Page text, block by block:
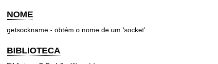
NOME
getsockname - obtém o nome de um 'socket'
BIBLIOTECA